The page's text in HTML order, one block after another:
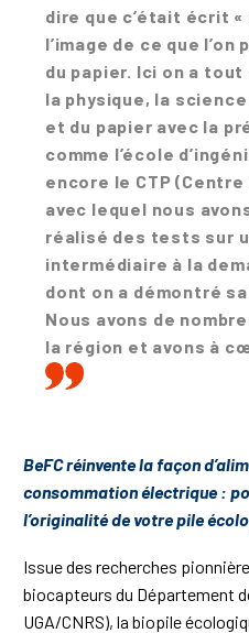
dire que c’était écrit
l’image de ce que
du papier. Ici on a
la physique, la
et du papier avec la
comme l’école
encore le CTP
avec lequel nous
réalisé des tests sur
intermédiaire à la
dont on a démontré
Nous avons de
la région et avons à
BeFC réinvente la façon
consommation électrique :
l’originalité de votre pile
Issue des recherches
biocapteurs du Département
UGA/CNRS), la biopile